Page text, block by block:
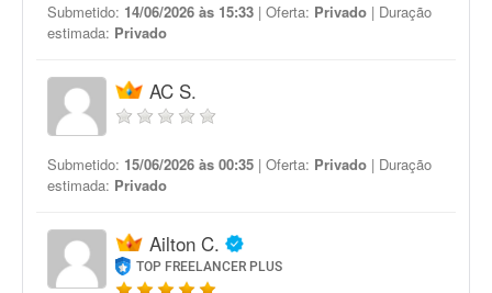
Submetido: 14/06/2026 às 15:33 | Oferta: Privado | Duração
estimada: Privado
AC S.
Submetido: 15/06/2026 às 00:35 | Oferta: Privado | Duração
estimada: Privado
Ailton C.
TOP FREELANCER PLUS